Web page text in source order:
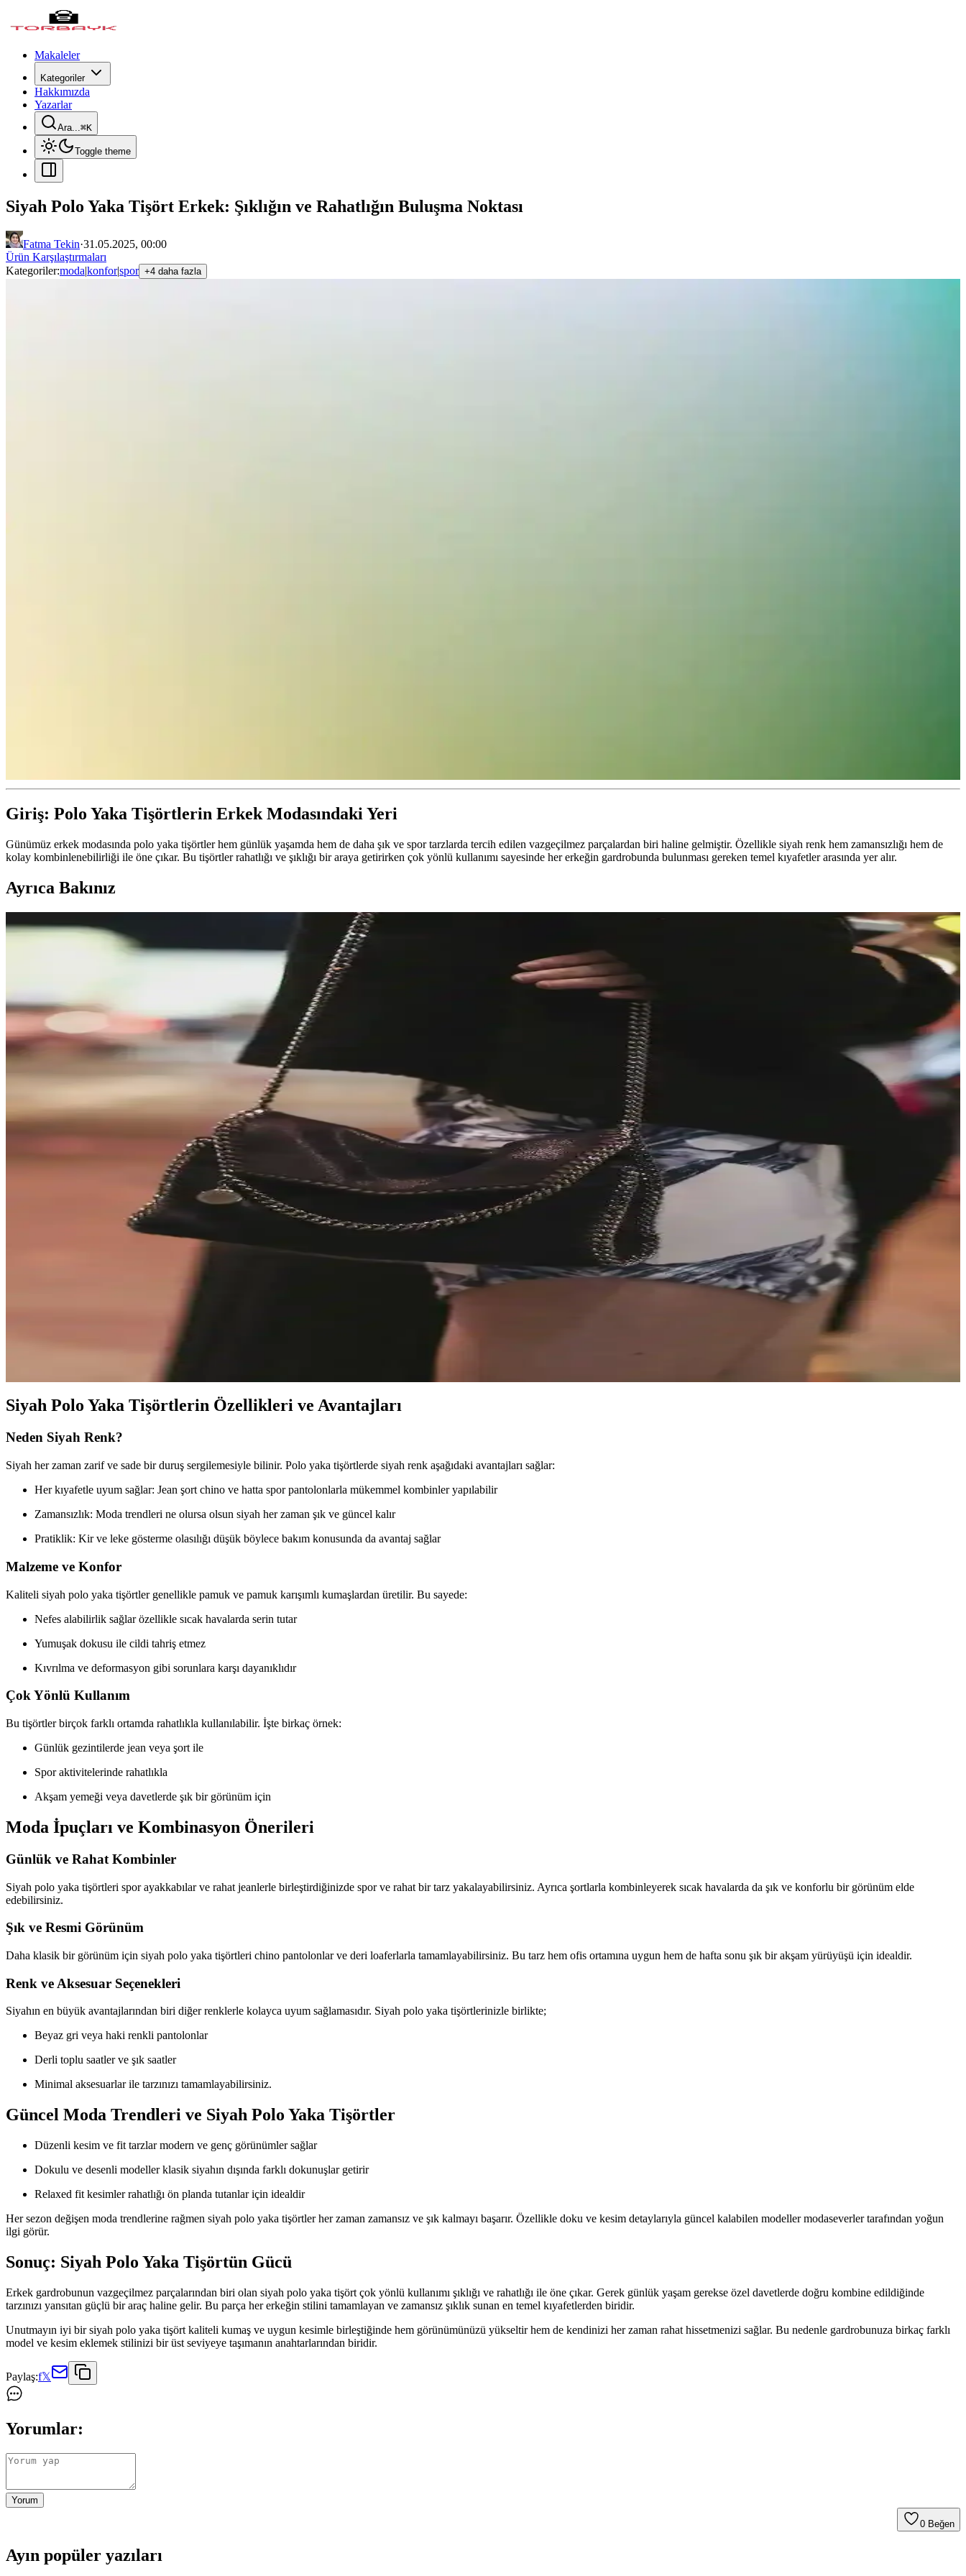
Makaleler
Kategoriler
Hakkımızda
Yazarlar
Ara...⌘K
Toggle theme
Siyah Polo Yaka Tişört Erkek: Şıklığın ve Rahatlığın Buluşma Noktası
Fatma Tekin·31.05.2025, 00:00
Ürün Karşılaştırmaları
Kategoriler:moda|konfor|spor +4 daha fazla
Giriş: Polo Yaka Tişörtlerin Erkek Modasındaki Yeri
Günümüz erkek modasında polo yaka tişörtler hem günlük yaşamda hem de daha şık ve spor tarzlarda tercih edilen vazgeçilmez parçalardan biri haline gelmiştir. Özellikle siyah renk hem zamansızlığı hem de
kolay kombinlenebilirliği ile öne çıkar. Bu tişörtler rahatlığı ve şıklığı bir araya getirirken çok yönlü kullanımı sayesinde her erkeğin gardrobunda bulunması gereken temel kıyafetler arasında yer alır.
Ayrıca Bakınız
30'lu Yaşlardaki Anneler İçin Moda ve Fonksiyonellik Dengesinde El Çantası Seçimi
30'lu yaşlardaki anneler için el çantası seçimi, modaya uygunluk, dayanıklılık ve fonksiyonelliği bir arada sunan modellerle günlük hayatın ihtiyaçlarına cevap verir. Markalar ve malzeme tercihleri önemlidir.
Dooney & Bourke Janine Çantası: Dayanıklı Deri Tasarımı ve Piyasa Değeri Analizi
Dooney & Bourke Janine çantası, dayanıklı deri yapısı ve şık tasarımıyla günlük kullanım ve seyahat için ideal. İkinci el piyasasında uygun fiyatlı, manevi değeri yüksek bir seçenek sunar.
Çocukça Bulunan Çanta Tasarımları ve Stil Algısının Sosyal ve Kültürel Boyutları
Çanta tasarımlarında renkli ve neşeli modellerin 'çocukça' algısı, bireysel ifade ve kültürel farklılıklarla şekillenir. Stil, özgünlük ve mutlulukla anlam kazanır.
Kişisel Özelliklerle Çanta Seçimi: İsim, İnisiyal ve Anlamlı Detayların Önemi
İsim, inisiyal ve kişisel sembollerle bağlantılı çanta seçimi, kullanıcıların kendilerini ifade etme biçimini yansıtır. Doğum yılı, favori renk ve ilgi alanları da seçimleri etkiler.
Opus Emiliano Aemilianus Mini Çantası: Sanat ve El İşçiliğinin Özgün Buluşması
Opus Emiliano'nun Aemilianus Mini modeli, özgün geometrik tasarımı ve yüksek işçilik kalitesiyle lüks çanta pazarında estetik ve koleksiyon değeri sunuyor.
Gucci Jackie Çantanın Yeni Büyük Boy Versiyonu: Deri Kalitesi ve Tasarım Özellikleri
Gucci Jackie çantanın yeni büyük boy versiyonu, taneli dış deri ve yumuşak keçi iç derisiyle lüks ve konfor sunuyor. Esnek tasarımıyla uniseks kullanım imkanı sağlıyor ve dayanıklılığıyla öne çıkıyor.
MAISON de SABRÉ Pikachu Çantası: Tasarım, Kalite ve Kullanıcı Deneyimleri Üzerine Detaylı İnceleme
MAISON de SABRÉ Pikachu çantası, Pokémon temalı tasarımı ve kaliteli derisiyle dikkat çekiyor. Fermuarsız yapısı güvenlik endişesi yaratırken, kullanıcılar estetik ve işlevselliği ön planda tutuyor.
Stella McCartney Falabella Çanta Modelleri ve Boyut Ayrımları Hakkında Detaylı Bilgi
Stella McCartney Falabella çanta serisi, mini, mini tote ve tiny boyutlarıyla farklı kullanım ihtiyaçlarına hitap eder. Askı uzunluğu ve katlanabilirlik gibi özelliklerle boyutlar ayrılır, ikinci el pazarları önemli
Siyah Polo Yaka Tişörtlerin Özellikleri ve Avantajları
Neden Siyah Renk?
Siyah her zaman zarif ve sade bir duruş sergilemesiyle bilinir. Polo yaka tişörtlerde siyah renk aşağıdaki avantajları sağlar:
Her kıyafetle uyum sağlar: Jean şort chino ve hatta spor pantolonlarla mükemmel kombinler yapılabilir
Zamansızlık: Moda trendleri ne olursa olsun siyah her zaman şık ve güncel kalır
Pratiklik: Kir ve leke gösterme olasılığı düşük böylece bakım konusunda da avantaj sağlar
Malzeme ve Konfor
Kaliteli siyah polo yaka tişörtler genellikle pamuk ve pamuk karışımlı kumaşlardan üretilir. Bu sayede:
Nefes alabilirlik sağlar özellikle sıcak havalarda serin tutar
Yumuşak dokusu ile cildi tahriş etmez
Kıvrılma ve deformasyon gibi sorunlara karşı dayanıklıdır
Çok Yönlü Kullanım
Bu tişörtler birçok farklı ortamda rahatlıkla kullanılabilir. İşte birkaç örnek:
Günlük gezintilerde jean veya şort ile
Spor aktivitelerinde rahatlıkla
Akşam yemeği veya davetlerde şık bir görünüm için
Moda İpuçları ve Kombinasyon Önerileri
Günlük ve Rahat Kombinler
Siyah polo yaka tişörtleri spor ayakkabılar ve rahat jeanlerle birleştirdiğinizde spor ve rahat bir tarz yakalayabilirsiniz. Ayrıca şortlarla kombinleyerek sıcak havalarda da şık ve konforlu bir görünüm elde
edebilirsiniz.
Şık ve Resmi Görünüm
Daha klasik bir görünüm için siyah polo yaka tişörtleri chino pantolonlar ve deri loaferlarla tamamlayabilirsiniz. Bu tarz hem ofis ortamına uygun hem de hafta sonu şık bir akşam yürüyüşü için idealdir.
Renk ve Aksesuar Seçenekleri
Siyahın en büyük avantajlarından biri diğer renklerle kolayca uyum sağlamasıdır. Siyah polo yaka tişörtlerinizle birlikte;
Beyaz gri veya haki renkli pantolonlar
Derli toplu saatler ve şık saatler
Minimal aksesuarlar ile tarzınızı tamamlayabilirsiniz.
Güncel Moda Trendleri ve Siyah Polo Yaka Tişörtler
Düzenli kesim ve fit tarzlar modern ve genç görünümler sağlar
Dokulu ve desenli modeller klasik siyahın dışında farklı dokunuşlar getirir
Relaxed fit kesimler rahatlığı ön planda tutanlar için idealdir
Her sezon değişen moda trendlerine rağmen siyah polo yaka tişörtler her zaman zamansız ve şık kalmayı başarır. Özellikle doku ve kesim detaylarıyla güncel kalabilen modeller modaseverler tarafından yoğun
ilgi görür.
Sonuç: Siyah Polo Yaka Tişörtün Gücü
Erkek gardrobunun vazgeçilmez parçalarından biri olan siyah polo yaka tişört çok yönlü kullanımı şıklığı ve rahatlığı ile öne çıkar. Gerek günlük yaşam gerekse özel davetlerde doğru kombine edildiğinde
tarzınızı yansıtan güçlü bir araç haline gelir. Bu parça her erkeğin stilini tamamlayan ve zamansız şıklık sunan en temel kıyafetlerden biridir.
Unutmayın iyi bir siyah polo yaka tişört kaliteli kumaş ve uygun kesimle birleştiğinde hem görünümünüzü yükseltir hem de kendinizi her zaman rahat hissetmenizi sağlar. Bu nedenle gardrobunuza birkaç farklı
model ve kesim eklemek stilinizi bir üst seviyeye taşımanın anahtarlarından biridir.
Paylaş:f𝕏
Yorumlar:
Yorum
0 Beğen
Ayın popüler yazıları